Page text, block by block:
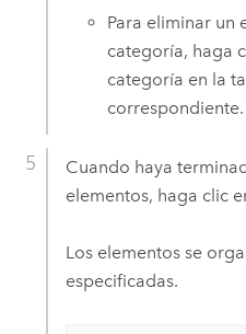
Para eliminar un
categoría, haga
categoría en la
correspondiente.
Cuando haya
elementos, haga clic
Los elementos se
especificadas.